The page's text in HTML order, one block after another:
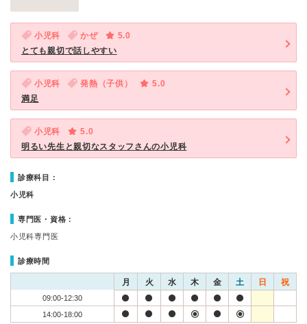
小児科 かぜ
5.0
とても親切で話しやすい
小児科 発熱（子供）
5.0
満足
小児科
5.0
明るい先生と親切なスタッフさんの小児科
診療科目：
小児科
専門医・資格：
小児科専門医
診療時間
月 火 水 木 金 土 日 祝
09:00-12:30
14:00-18:00